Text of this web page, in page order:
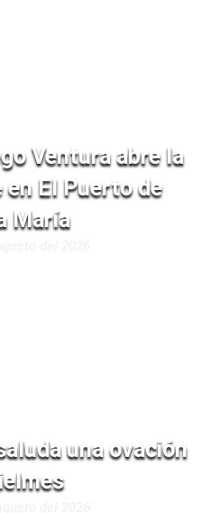
Ventura abre la
en El Puerto de
María
una ovación